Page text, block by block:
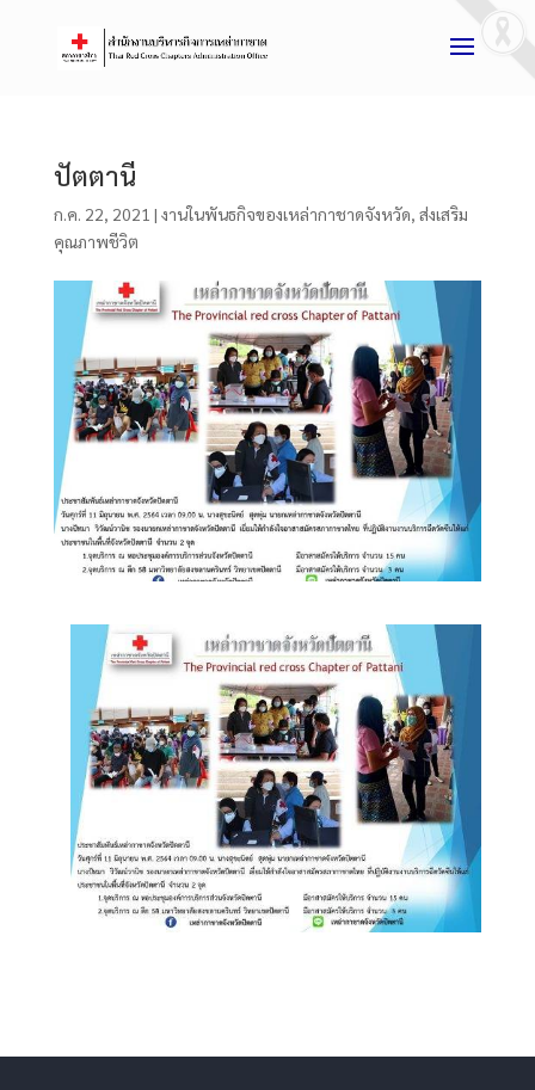
ปัตตานี
ก.ค. 22, 2021 | งานในพันธกิจของเหล่ากาชาดจังหวัด, ส่งเสริม
คุณภาพชีวิต